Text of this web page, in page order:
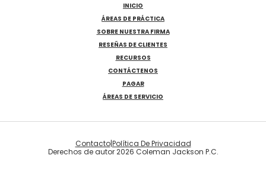
INICIO
ÁREAS DE PRÁCTICA
SOBRE NUESTRA FIRMA
RESEÑAS DE CLIENTES
RECURSOS
CONTÁCTENOS
PAGAR
ÁREAS DE SERVICIO
Derechos de autor 2026 Coleman Jackson P.C.
Contacto|Política De Privacidad